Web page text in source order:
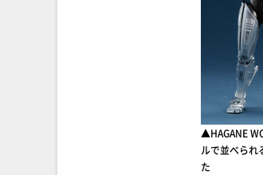
▲HAGANE
ルで並べられ
た